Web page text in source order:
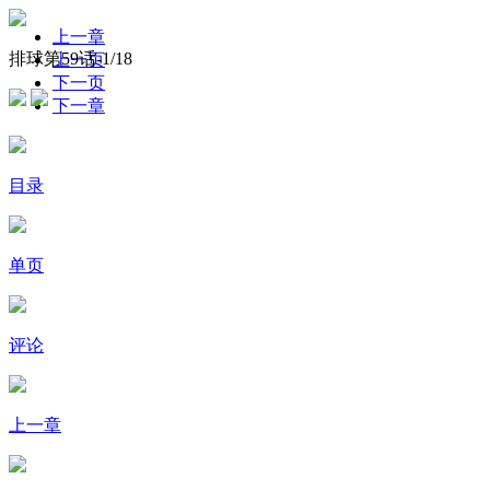
排球第59话-1/18
上一章
上一页
下一页
下一章
目录
单页
评论
上一章